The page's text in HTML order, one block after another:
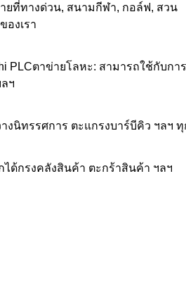
ที่ทางด่วน, สนามกีฬา, กอล์ฟ, สวน
องเรา
PLCตาข่ายโลหะ: สามารถใช้กับกา
ฯ
งนิทรรศการ ตะแกรงบาร์บีคิว ฯลฯ
ด้กรงคลังสินค้า ตะกร้าสินค้า ฯลฯ